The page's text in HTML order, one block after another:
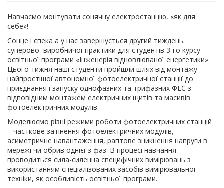
Навчаємо монтувати сонячну електростанцію, «як для
себе»!
Сонце і спека а у нас завершується другий тиждень
суперової виробничої практики для студентів 3-го курсу
освітньої програми «Інженерія відновлюваної енергетики».
Цього тижня наші студенти пройшли шлях від монтажу
найпростішої автономної фотоелектричної станції до
приєднання і запуску однофазних та трифазних ФЕС з
відповідним монтажем електричних щитів та масивів
фотоелектричних модулів.
Моделюємо різні режими роботи фотоелектричних станцій
– часткове затінення фотоелектричних модулів,
асиметричне навантаження, раптове зникнення напруги в
мережі чи обрив однієї з фаз. В процесі навчання
проводиться сила-силенна специфічних вимірювань з
використанням спеціалізованих засобів вимірювальної
техніки, як особливість освітньої програми.